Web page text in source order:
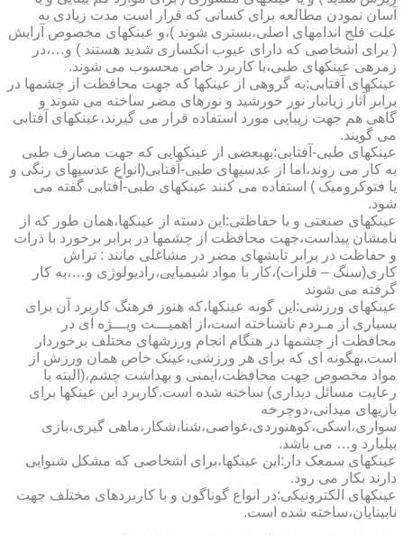
آسان نمودن مطالعه برای کسانی که قرار است مدت زیادی به
علت فلج اندامهای اصلی،بستری شوند )،و عینکهای مخصوص آرایش
( برای اشخاصی که دارای عیوب انکساری شدید هستند ) و…،در
زمره­ی عینکهای طبی،با کاربرد خاص محسوب می شوند.
عینکهای آفتابی:به گروهی از عینکها که جهت محافظت از چشمها در
برابر آثار زیانبار نور خورشید و نورهای مضر ساخته می شوند و
گاهی هم جهت زیبایی مورد استفاده قرار می گیرند،عینکهای آفتابی
می گویند.
عینکهای طبی-آفتابی:به­بعضی از عینکهایی که جهت مصارف طبی
به کار می روند،اما از عدسیهای طبی-آفتابی(انواع عدسیهای رنگی و
یا فتوکرومیک ) استفاده می کنند عینکهای طبی-آفتابی گفته می
شود.
عینکهای صنعتی و یا حفاظتی:این دسته از عینکها،همان طور که از
نامشان پیداست،جهت محافظت از چشمها در برابر برخورد با ذرات
و حفاظت در برابر تابشهای مضر در مشاغلی مانند : تراش
کاری(سنگ – فلزات)،کار با مواد شیمیایی،رادیولوژی و…،به کار
گرفته می شوند
عینکهای ورزشی:این گونه عینکها،که هنوز فرهنگ کاربرد آن برای
بسیاری از مـردم ناشناخته است،از اهمیـــت ویـــژه ای در
محافظت از چشمها در هنگام انجام ورزشهای مختلف برخوردار
است.به­گونه ای که برای هر ورزشی،عینک خاص همان ورزش از
مواد مخصوص جهت محافظت،ایمنی و بهداشت چشم،(البته با
رعایت مسائل دیداری) ساخته شده است.کاربرد این عینکها برای
بازیهای میدانی،دوچرخه
سواری،اسکی،کوهنوردی،غواصی،شنا،شکار،ماهی گیری،بازی
بیلیارد و… می باشد.
عینکهای سمعک دار:این عینکها،برای اشخاصی که مشکل شنوایی
دارند بکار می رود.
عینکهای الکترونیکی:در انواع گوناگون و با کاربردهای مختلف جهت
نابینایان،ساخته شده است.